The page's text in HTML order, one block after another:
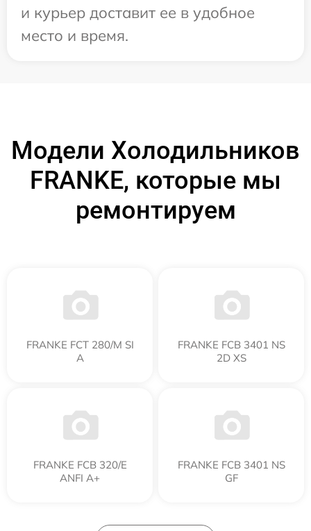
и курьер доставит ее в удобное
место и время.
Модели Холодильников
FRANKE, которые мы
ремонтируем
FRANKE FCT 280/M SI
A
FRANKE FCB 3401 NS
2D XS
FRANKE FCB 320/E
ANFI A+
FRANKE FCB 3401 NS
GF